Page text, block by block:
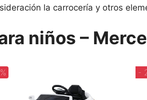
la carrocería y otros
niños –
-